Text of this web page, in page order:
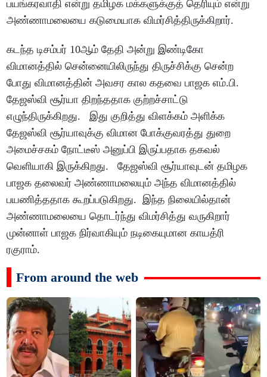
பயங்கரவாதி என்று தமிழக மக்களுக்குத் தெரியும் என்று
அண்ணாமலையை கடுமையாக விமர்சித்திருக்கிறார்.
கடந்த டிசம்பர் 10ஆம் தேதி அன்று இண்டிகோ
விமானத்தில் சென்னையிலிருந்து திருச்சிக்கு சென்ற
போது விமானத்தின் அவசர கால கதவை பாஜக எம்.பி.
தேஜஸ்வி சூர்யா திறந்ததாக குற்றச்சாட்டு
எழுந்திருக்கிறது. இது குறித்து விளக்கம் அளிக்க
தேஜஸ்வி சூர்யாவுக்கு விமான போக்குவரத்து துறை
அமைச்சகம் நோட்டீஸ் அனுப்பி இருப்பதாக தகவல்
வெளியாகி இருக்கிறது. தேஜஸ்வி சூர்யாவுடன் தமிழக
பாஜக தலைவர் அண்ணாமலையும் அந்த விமானத்தில்
பயணித்ததாக கூறப்படுகிறது. இந்த நிலையில்தான்
அண்ணாமலையை தொடர்ந்து விமர்சித்து வருகிறார்
முன்னாள் பாஜக நிர்வாகியும் நடிகையுமான காயத்ரி
ரகுராம்.
From around the web